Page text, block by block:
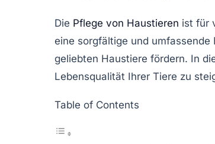
Die Pflege von Haustieren ist für
eine sorgfältige und
geliebten Haustiere fördern. In
Lebensqualität Ihrer Tiere zu
Table of Contents